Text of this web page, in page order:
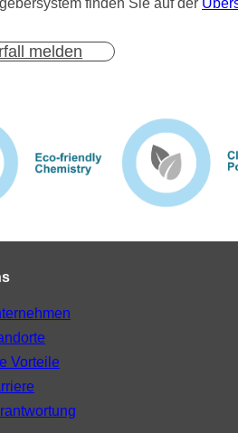
finden Sie auf der
melden
Vorteile